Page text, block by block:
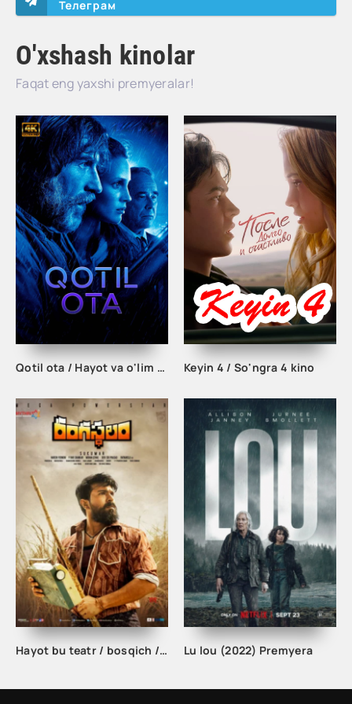
O'xshash kinolar
Faqat eng yaxshi premyeralar!
Телеграм
Qotil ota / Hayot va o'lim o'rtasida kino film o'zbek tilida (2022) tarjima kino uzbekcha skachat Keyin 4 / So'ngra 4 kino
Hayot bu teatr / bosqich / Rangasthalam Hind kino uzbek tilida Lu lou (2022) Premyera